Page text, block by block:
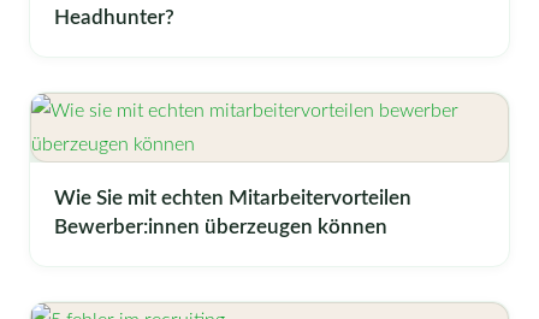
Headhunter?
Wie Sie mit echten Mitarbeitervorteilen
Bewerber:innen überzeugen können